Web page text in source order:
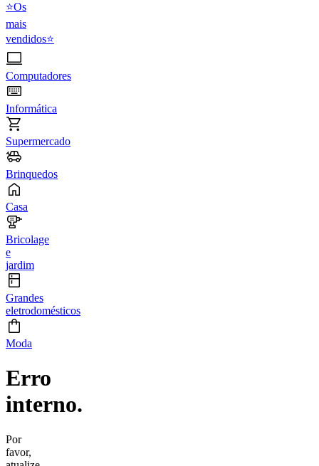
⭐Os
mais
vendidos⭐
Computadores
Informática
Supermercado
Brinquedos
Casa
Bricolage
e
jardim
Grandes
eletrodomésticos
Moda
Erro
interno.
Por
favor,